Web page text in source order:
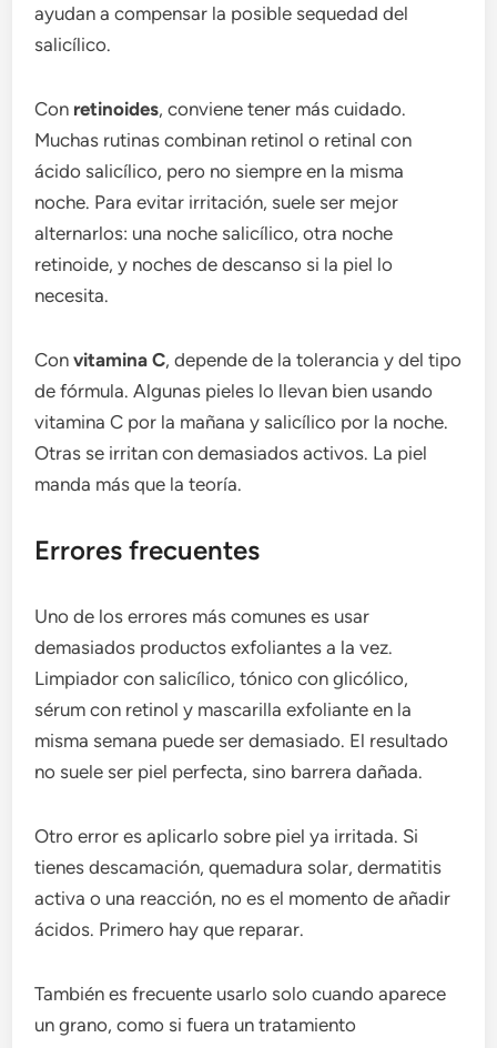
ayudan a compensar la posible sequedad del
salicílico.
Con retinoides, conviene tener más cuidado.
Muchas rutinas combinan retinol o retinal con
ácido salicílico, pero no siempre en la misma
noche. Para evitar irritación, suele ser mejor
alternarlos: una noche salicílico, otra noche
retinoide, y noches de descanso si la piel lo
necesita.
Convitamina C, depende de la tolerancia y del tipo
de fórmula. Algunas pieles lo llevan bien usando
vitamina C por la mañana y salicílico por la noche.
Otras se irritan con demasiados activos. La piel
manda más que la teoría.
Errores frecuentes
Uno de los errores más comunes es usar
demasiados productos exfoliantes a la vez.
Limpiador con salicílico, tónico con glicólico,
sérum con retinol y mascarilla exfoliante en la
misma semana puede ser demasiado. El resultado
no suele ser piel perfecta, sino barrera dañada.
Otro error es aplicarlo sobre piel ya irritada. Si
tienes descamación, quemadura solar, dermatitis
activa o una reacción, no es el momento de añadir
ácidos. Primero hay que reparar.
También es frecuente usarlo solo cuando aparece
un grano, como si fuera un tratamiento